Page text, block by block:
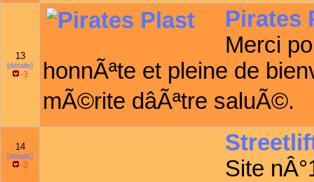
13
[détails]
-3
Pirates
Merci
honnÃªte et pleine de
mÃ©rite dâÃªtre saluÃ©.
14
[détails]
-3
Site